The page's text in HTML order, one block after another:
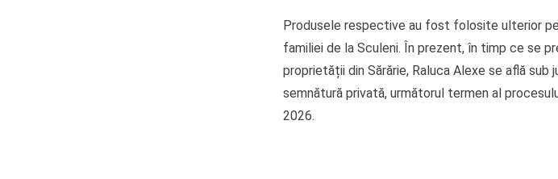
Produsele respective au fost folosite ulterior
familiei de la Sculeni. În prezent, în timp ce se
proprietății din Sărărie, Raluca Alexe se află
semnătură privată, următorul termen al
2026.